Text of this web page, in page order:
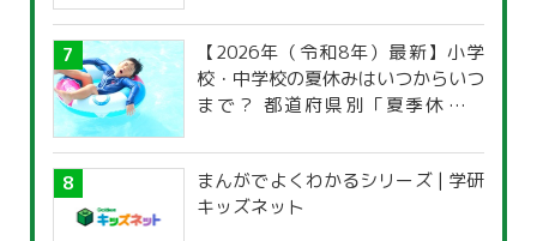
【2026年（令和8年）最新】小学
校・中学校の夏休みはいつからいつ
まで？ 都道府県別「夏季休暇一
まんがでよくわかるシリーズ | 学研
キッズネット